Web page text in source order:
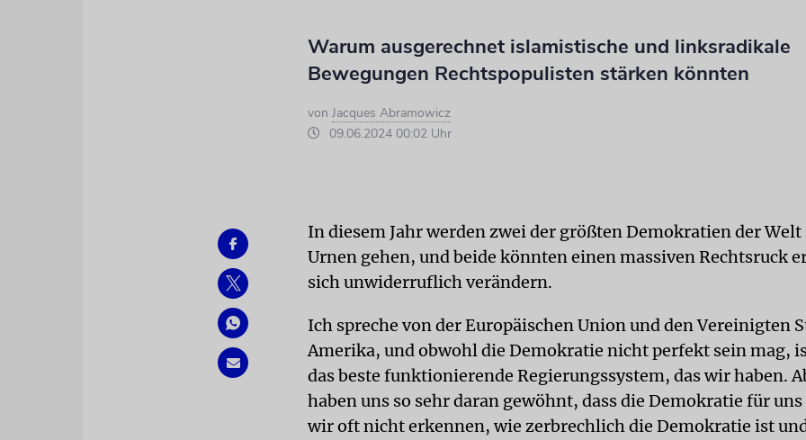
Warum ausgerechnet islamistische und linksradikale
Bewegungen Rechtspopulisten stärken könnten
von Jacques Abramowicz
09.06.2024 00:02 Uhr
In diesem Jahr werden zwei der größten Demokratien der Welt
Urnen gehen, und beide könnten einen massiven Rechtsruck
sich unwiderruflich verändern.
Ich spreche von der Europäischen Union und den Vereinigten
Amerika, und obwohl die Demokratie nicht perfekt sein mag,
das beste funktionierende Regierungssystem, das wir haben.
haben uns so sehr daran gewöhnt, dass die Demokratie für uns
wir oft nicht erkennen, wie zerbrechlich die Demokratie ist